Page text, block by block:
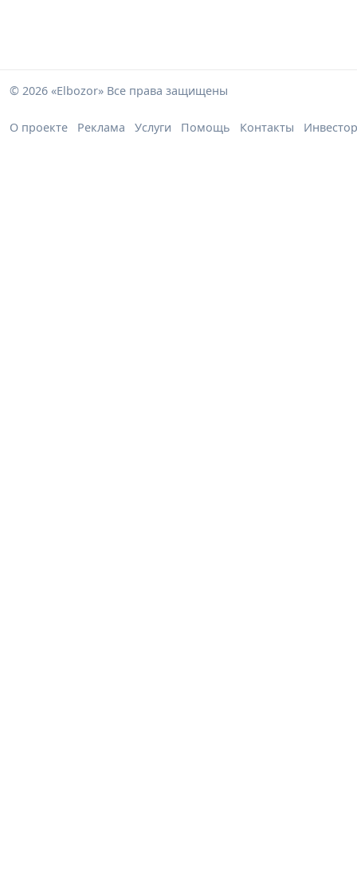
© 2026 «Elbozor» Все права защищены
О проекте Реклама Услуги Помощь Контакты